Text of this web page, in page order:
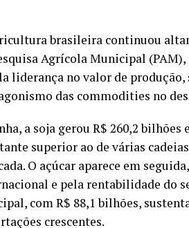
brasileira continuou
Agrícola Municipal
liderança no valor de
das commodities no
a soja gerou R$ 260,2
superior ao de várias
O açúcar aparece em
e pela rentabilidade do
com R$ 88,1 bilhões,
crescentes.